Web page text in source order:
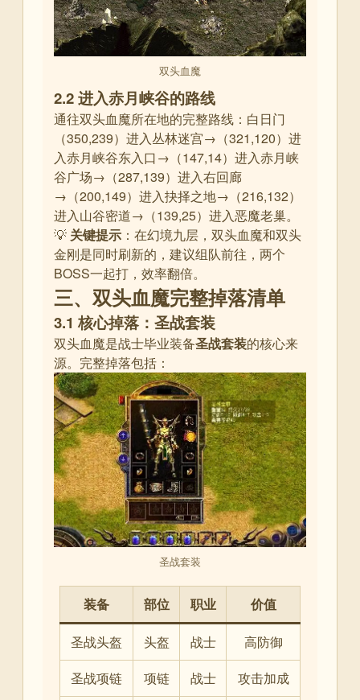
双头血魔
2.2 进入赤月峡谷的路线
通往双头血魔所在地的完整路线：白日门
（350,239）进入丛林迷宫→（321,120）进
入赤月峡谷东入口→（147,14）进入赤月峡
谷广场→（287,139）进入右回廊
→（200,149）进入抉择之地→（216,132）
进入山谷密道→（139,25）进入恶魔老巢。
💡 关键提示 ：在幻境九层，双头血魔和双头
金刚是同时刷新的，建议组队前往，两个
BOSS一起打，效率翻倍。
三、双头血魔完整掉落清单
3.1 核心掉落：圣战套装
双头血魔是战士毕业装备圣战套装的核心来
源。完整掉落包括：
圣战套装
装备 部位 职业 价值
圣战头盔 头盔 战士
高防御
圣战项链
项链 战士 攻击加成